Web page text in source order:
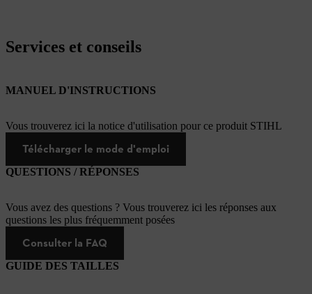
Services et conseils
MANUEL D'INSTRUCTIONS
Vous trouverez ici la notice d'utilisation pour ce produit STIHL
Télécharger le mode d'emploi
QUESTIONS / RÉPONSES
Vous avez des questions ? Vous trouverez ici les réponses aux
questions les plus fréquemment posées
Consulter la FAQ
GUIDE DES TAILLES